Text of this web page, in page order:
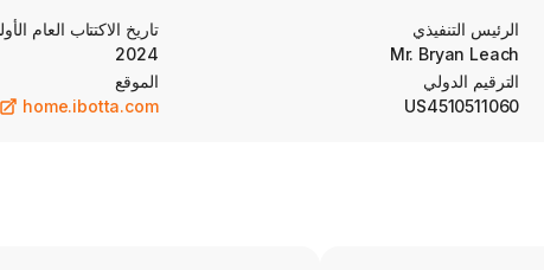
and distribute the right offer to the right consumer at the right time.
properties, which include the Ibotta-branded cashback
الرئيس التنفيذي
Mr. Bryan Leach
تاريخ الاكتتاب العام
2024
الترقيم الدولي
US4510511060
الموقع
home.ibotta.com